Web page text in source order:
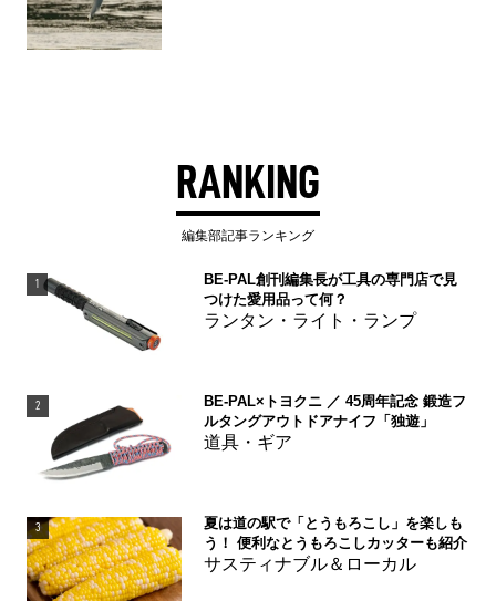
RANKING
編集部記事ランキング
1
BE-PAL創刊編集長が工具の専門店で見
つけた愛用品って何？
ランタン・ライト・ランプ
2
BE-PAL×トヨクニ ／ 45周年記念 鍛造フ
ルタングアウトドアナイフ「独遊」
道具・ギア
3
夏は道の駅で「とうもろこし」を楽しも
う！ 便利なとうもろこしカッターも紹介
サスティナブル＆ローカル